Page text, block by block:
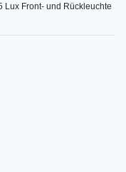
Lux Front- und Rückleuchte